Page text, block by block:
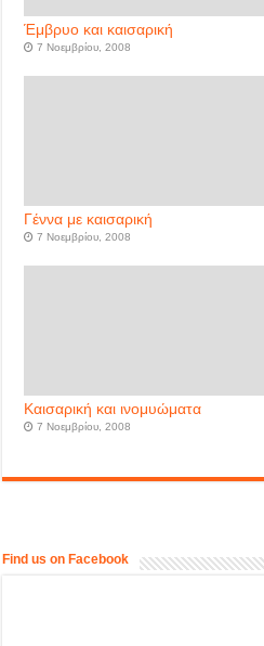
Έμβρυο και καισαρική
7 Νοεμβρίου, 2008
Γέννα με καισαρική
7 Νοεμβρίου, 2008
Καισαρική και ινομυώματα
7 Νοεμβρίου, 2008
Find us on Facebook